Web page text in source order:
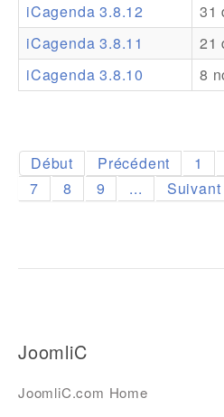
Support Pro
iCagenda 3.8.12
31
iCagenda 3.8.11
21
iCagenda 3.8.10
8
Début Précédent 1
7
8 9 ... Suivant
JoomliC
JoomliC.com Home